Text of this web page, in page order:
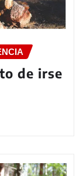
de irse